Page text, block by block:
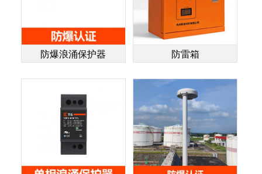
防爆浪涌保护器 防雷箱